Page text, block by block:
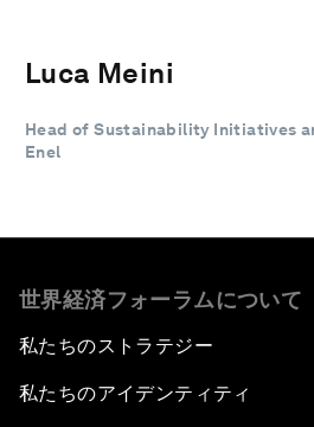
Luca Meini
Head of Sustainability Initiatives
Enel
世界経済フォーラムについて
私たちのストラテジー
私たちのアイデンティティ